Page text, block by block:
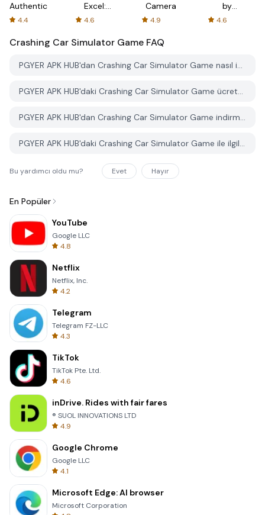
Authenticator
4.4
Excel:
Spreadsheets
4.6
Camera
4.9
by
AFTVnews
4.6
Crashing Car Simulator Game FAQ
PGYER APK HUB'dan Crashing Car Simulator Game nasıl indirilir?
PGYER APK HUB'daki Crashing Car Simulator Game ücretsiz mi indirilebilir?
PGYER APK HUB'dan Crashing Car Simulator Game indirmek için bir hesaba ihtiyacım var mı?
PGYER APK HUB'daki Crashing Car Simulator Game ile ilgili bir sorunu nasıl bildirebilirim?
Bu yardımcı oldu mu? Evet Hayır
En Popüler
YouTube
Google LLC
4.8
Netflix
Netflix, Inc.
4.2
Telegram
Telegram FZ-LLC
4.3
TikTok
TikTok Pte. Ltd.
4.6
inDrive. Rides with fair fares
® SUOL INNOVATIONS LTD
4.9
Google Chrome
Google LLC
4.1
Microsoft Edge: AI browser
Microsoft Corporation